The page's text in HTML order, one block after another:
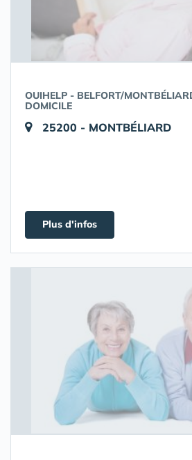
OUIHELP - BELFORT/
DOMICILE
25200 - MONTBÉLIARD
Plus d'infos